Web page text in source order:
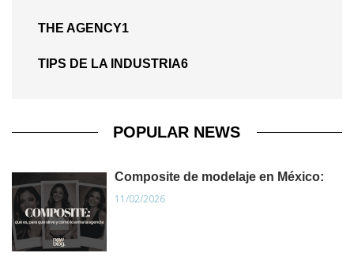
THE AGENCY1
TIPS DE LA INDUSTRIA6
POPULAR NEWS
Composite de modelaje en México:
11/02/2026